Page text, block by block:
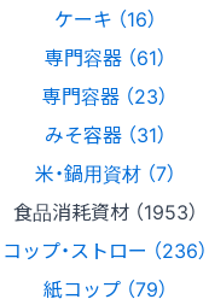
ケーキ （16）
専門容器 （61）
専門容器 （23）
みそ容器 （31）
米・鍋用資材 （7）
食品消耗資材 （1953）
コップ・ストロー （236）
紙コップ （79）